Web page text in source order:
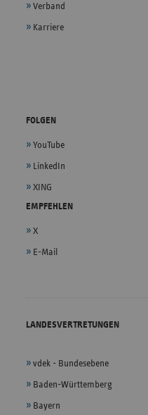
Verband
Karriere
FOLGEN
YouTube
LinkedIn
XING
EMPFEHLEN
X
E-Mail
LANDESVERTRETUNGEN
vdek - Bundesebene
Baden-Württemberg
Bayern